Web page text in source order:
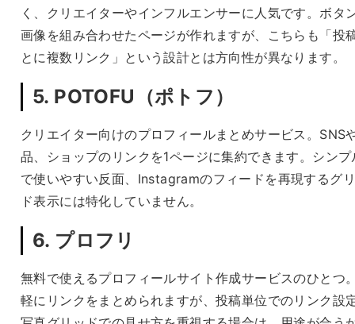
く、クリエイターやインフルエンサーに人気です。ボタ
画像を組み合わせたページが作れますが、こちらも「投
とに複数リンク」という設計とは方向性が異なります。
5. POTOFU（ポトフ）
クリエイター向けのプロフィールまとめサービス。SNS
品、ショップのリンクを1ページに集約できます。シンプ
で使いやすい反面、Instagramのフィードを再現するグ
ド表示には特化していません。
6. プロフリ
無料で使えるプロフィールサイト作成サービスのひとつ
軽にリンクをまとめられますが、投稿単位でのリンク設